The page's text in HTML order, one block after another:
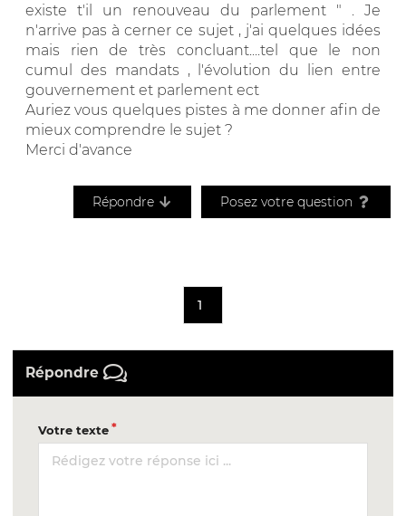
existe t'il un renouveau du parlement " . Je
n'arrive pas à cerner ce sujet , j'ai quelques idées
mais rien de très concluant....tel que le non
cumul des mandats , l'évolution du lien entre
gouvernement et parlement ect
Auriez vous quelques pistes à me donner afin de
mieux comprendre le sujet ?
Merci d'avance
Répondre Posez votre question
1
Répondre
Votre texte